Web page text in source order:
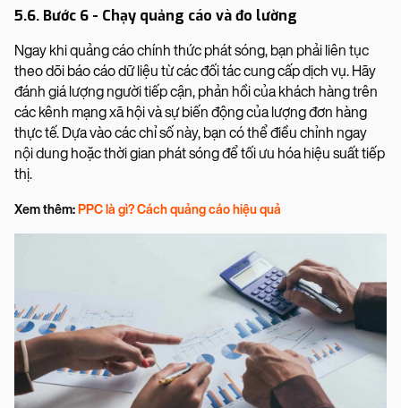
5.6. Bước 6 - Chạy quảng cáo và đo lường
Ngay khi quảng cáo chính thức phát sóng, bạn phải liên tục
theo dõi báo cáo dữ liệu từ các đối tác cung cấp dịch vụ. Hãy
đánh giá lượng người tiếp cận, phản hồi của khách hàng trên
các kênh mạng xã hội và sự biến động của lượng đơn hàng
thực tế. Dựa vào các chỉ số này, bạn có thể điều chỉnh ngay
nội dung hoặc thời gian phát sóng để tối ưu hóa hiệu suất tiếp
thị.
Xem thêm: PPC là gì? Cách quảng cáo hiệu quả